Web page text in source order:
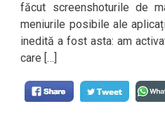
făcut screenshoturile de
meniurile posibile ale
inedită a fost asta: am
care […]